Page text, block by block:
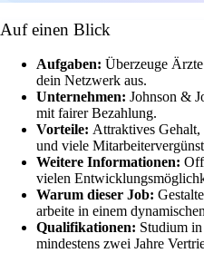
Auf einen Blick
Aufgaben: Überzeuge
dein Netzwerk aus.
Unternehmen: Johnson &
mit fairer Bezahlung.
Vorteile: Attraktives
und viele
Weitere Informationen:
vielen
Warum dieser Job:
arbeite in einem
Qualifikationen: Studium
mindestens zwei Jahre